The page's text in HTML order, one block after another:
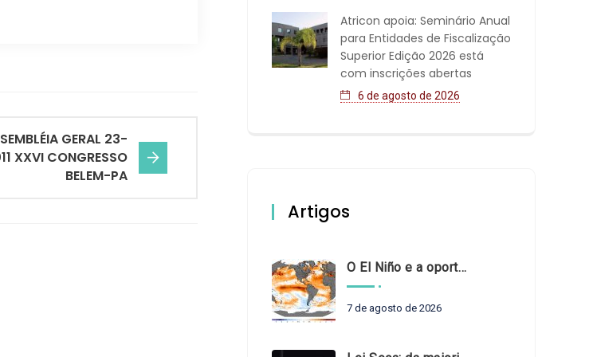
GERAL 23-
XXVI CONGRESSO
BELEM-PA
Atricon apoia: Seminário Anual
para Entidades de Fiscalização
Superior Edição 2026 está
com inscrições abertas
6 de agosto de 2026
Artigos
O El Niño e a oportunidade de fortalecer o controle externo das políticas climáticas
7 de agosto de 2026